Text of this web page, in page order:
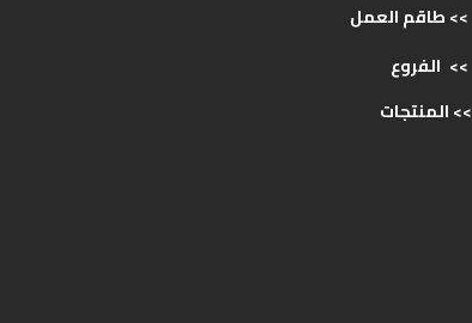
>> طاقمالعمل
>> الفروع
>>المنتجات